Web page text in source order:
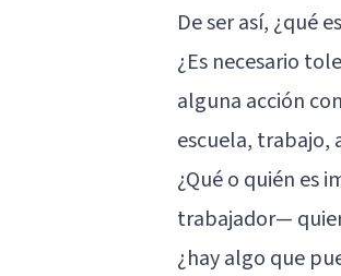
De ser así, ¿qué
¿Es necesario
alguna acción
escuela, trabajo,
¿Qué o quién es
trabajador—
¿hay algo que